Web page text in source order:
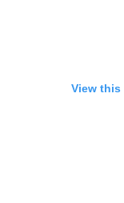
View this